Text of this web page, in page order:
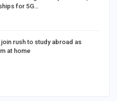
for 5G…
join rush to study abroad as
at home